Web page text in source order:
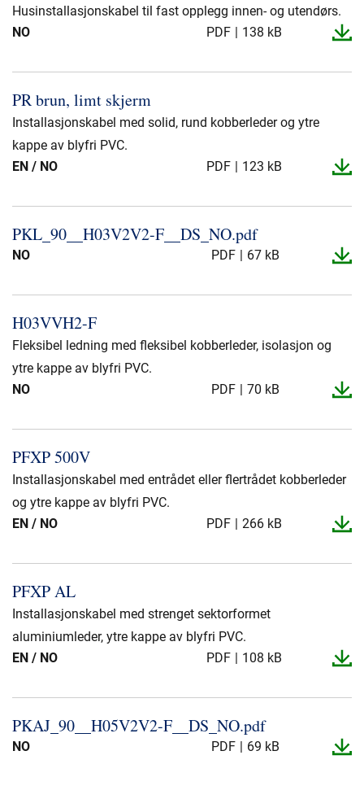
Husinstallasjonskabel til fast opplegg innen- og utendørs.
NO
PDF 138 kB
PR brun, limt skjerm
Installasjonskabel med solid, rund kobberleder og ytre
kappe av blyfri PVC.
EN / NO
PDF 123 kB
PKL_​90_​_​H03V2V2-​F_​_​DS_​NO.​pdf
NO PDF 67 kB
H03VVH2-​F
Fleksibel ledning med fleksibel kobberleder, isolasjon og
ytre kappe av blyfri PVC.
NO
PDF 70 kB
PFXP 500V
Installasjonskabel med entrådet eller flertrådet kobberleder
og ytre kappe av blyfri PVC.
EN / NO
PDF 266 kB
PFXP AL
Installasjonskabel med strenget sektorformet
aluminiumleder, ytre kappe av blyfri PVC.
EN / NO
PDF 108 kB
PKAJ_​90_​_​H05V2V2-​F_​_​DS_​NO.​pdf
NO PDF 69 kB